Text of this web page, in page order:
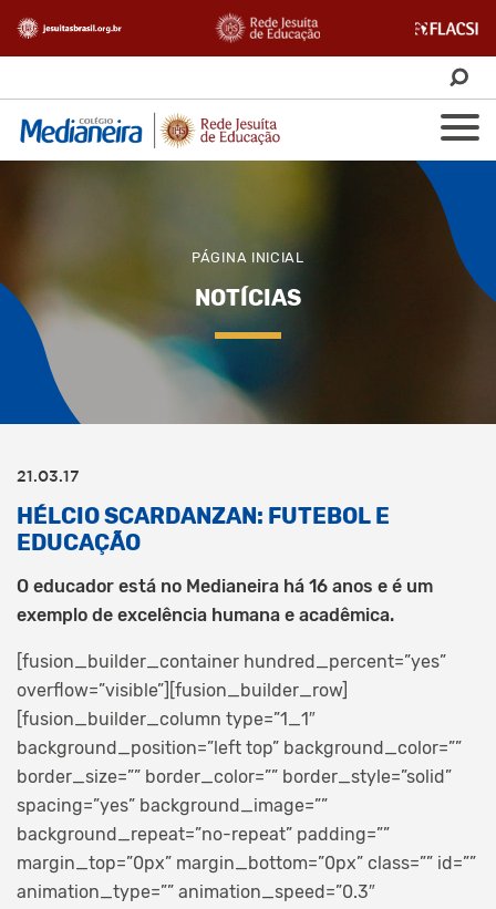
PÁGINA INICIAL
NOTÍCIAS
21.03.17
HÉLCIO SCARDANZAN: FUTEBOL E
EDUCAÇÃO
O educador está no Medianeira há 16 anos e é um
exemplo de excelência humana e acadêmica.
[fusion_builder_container hundred_percent=”yes”
overflow=”visible”][fusion_builder_row]
[fusion_builder_column type=”1_1″
background_position=”left top” background_color=””
border_size=”” border_color=”” border_style=”solid”
spacing=”yes” background_image=””
background_repeat=”no-repeat” padding=””
margin_top=”0px” margin_bottom=”0px” class=”” id=””
animation_type=”” animation_speed=”0.3″